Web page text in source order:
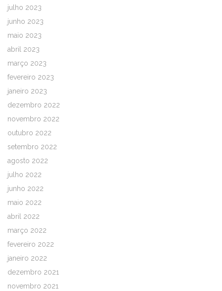
julho 2023
junho 2023
maio 2023
abril 2023
março 2023
fevereiro 2023
janeiro 2023
dezembro 2022
novembro 2022
outubro 2022
setembro 2022
agosto 2022
julho 2022
junho 2022
maio 2022
abril 2022
março 2022
fevereiro 2022
janeiro 2022
dezembro 2021
novembro 2021